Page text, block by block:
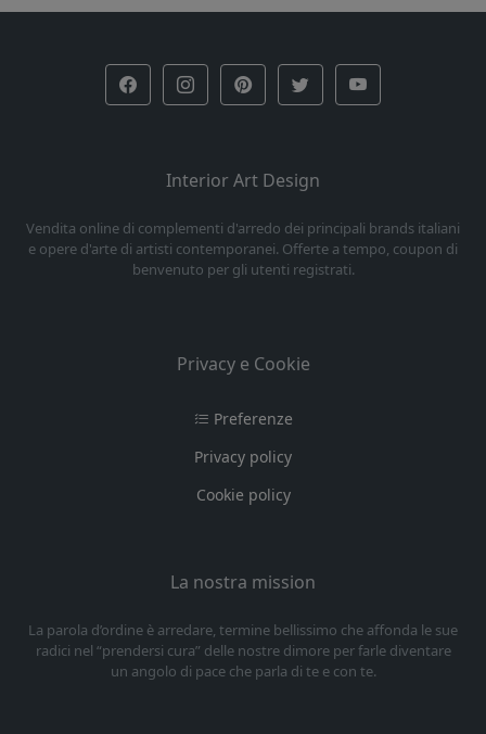
Interior Art Design
Vendita online di complementi d'arredo dei principali brands italiani
e opere d'arte di artisti contemporanei. Offerte a tempo, coupon di
benvenuto per gli utenti registrati.
Privacy e Cookie
Preferenze
Privacy policy
Cookie policy
La nostra mission
La parola d’ordine è arredare, termine bellissimo che affonda le sue
radici nel “prendersi cura” delle nostre dimore per farle diventare
un angolo di pace che parla di te e con te.